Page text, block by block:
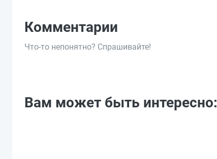
Комментарии
Что-то непонятно? Спрашивайте!
Вам может быть интересно: